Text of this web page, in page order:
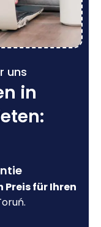
uns
in
Preis für Ihren